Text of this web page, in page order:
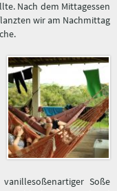
Nach dem Mittagessen
wir am Nachmittag
Soße